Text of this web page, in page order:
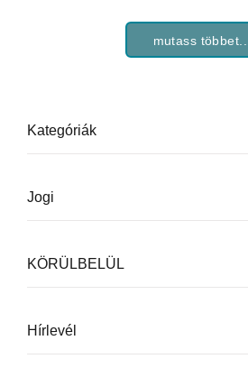
mutass többet...
Kategóriák
Jogi
KÖRÜLBELÜL
Hírlevél